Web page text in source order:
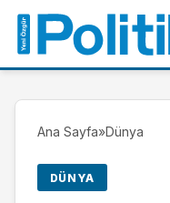
Ana Sayfa»Dünya
DÜNYA